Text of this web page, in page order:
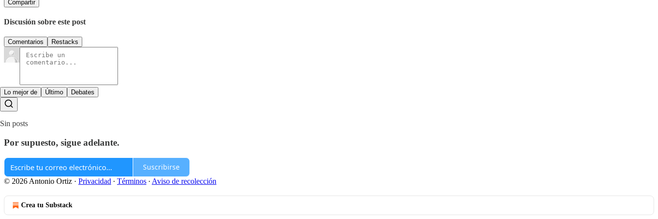
Compartir
Discusión sobre este post
Comentarios Restacks
Lo mejor de Último Debates
Sin posts
Por supuesto, sigue adelante.
Suscribirse
© 2026 Antonio Ortiz · Privacidad ∙ Términos ∙ Aviso de recolección
Crea tu Substack